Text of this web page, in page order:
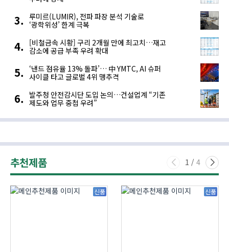
루미르(LUMIR), 전파 파장 분석 기술로
‘광학위성’ 한계 극복
[비철금속 시황] 구리 2개월 만에 최고치…재고
감소에 공급 부족 우려 확대
‘낸드 점유율 13% 돌파’… 中 YMTC, AI 슈퍼
사이클 타고 글로벌 4위 맹추격
발주청 안전감시단 도입 논의…건설업계 “기존
제도와 업무 중첩 우려”
추천제품 1 / 4
신품 신품